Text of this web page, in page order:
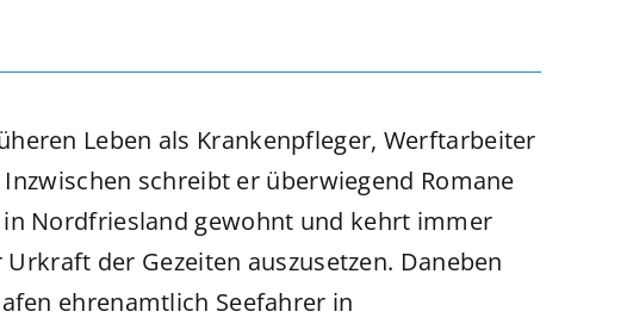
Leben als Krankenpfleger, Werftarbeiter
schreibt er überwiegend Romane
Nordfriesland gewohnt und kehrt immer
der Gezeiten auszusetzen. Daneben
ehrenamtlich Seefahrer in